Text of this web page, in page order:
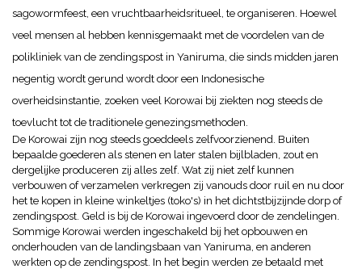
sagowormfeest, een vruchtbaarheidsritueel, te organiseren. Hoewel
veel mensen al hebben kennisgemaakt met de voordelen van de
polikliniek van de zendingspost in Yaniruma, die sinds midden jaren
negentig wordt gerund wordt door een Indonesische
overheidsinstantie, zoeken veel Korowai bij ziekten nog steeds de
toevlucht tot de traditionele genezingsmethoden.
De Korowai zijn nog steeds goeddeels zelfvoorzienend. Buiten
bepaalde goederen als stenen en later stalen bijlbladen, zout en
dergelijke produceren zij alles zelf. Wat zij niet zelf kunnen
verbouwen of verzamelen verkregen zij vanouds door ruil en nu door
het te kopen in kleine winkeltjes (toko's) in het dichtstbijzijnde dorp of
zendingspost. Geld is bij de Korowai ingevoerd door de zendelingen.
Sommige Korowai werden ingeschakeld bij het opbouwen en
onderhouden van de landingsbaan van Yaniruma, en anderen
werkten op de zendingspost. In het begin werden ze betaald met